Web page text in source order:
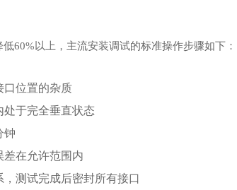
60%以上，主流安装调试的标准操作步骤如下：
口位置的杂质
处于完全垂直状态
钟
差在允许范围内
测试完成后密封所有接口